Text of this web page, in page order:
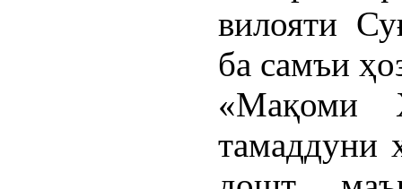
вилояти
ба самъи
«Мақоми
тамаддуни